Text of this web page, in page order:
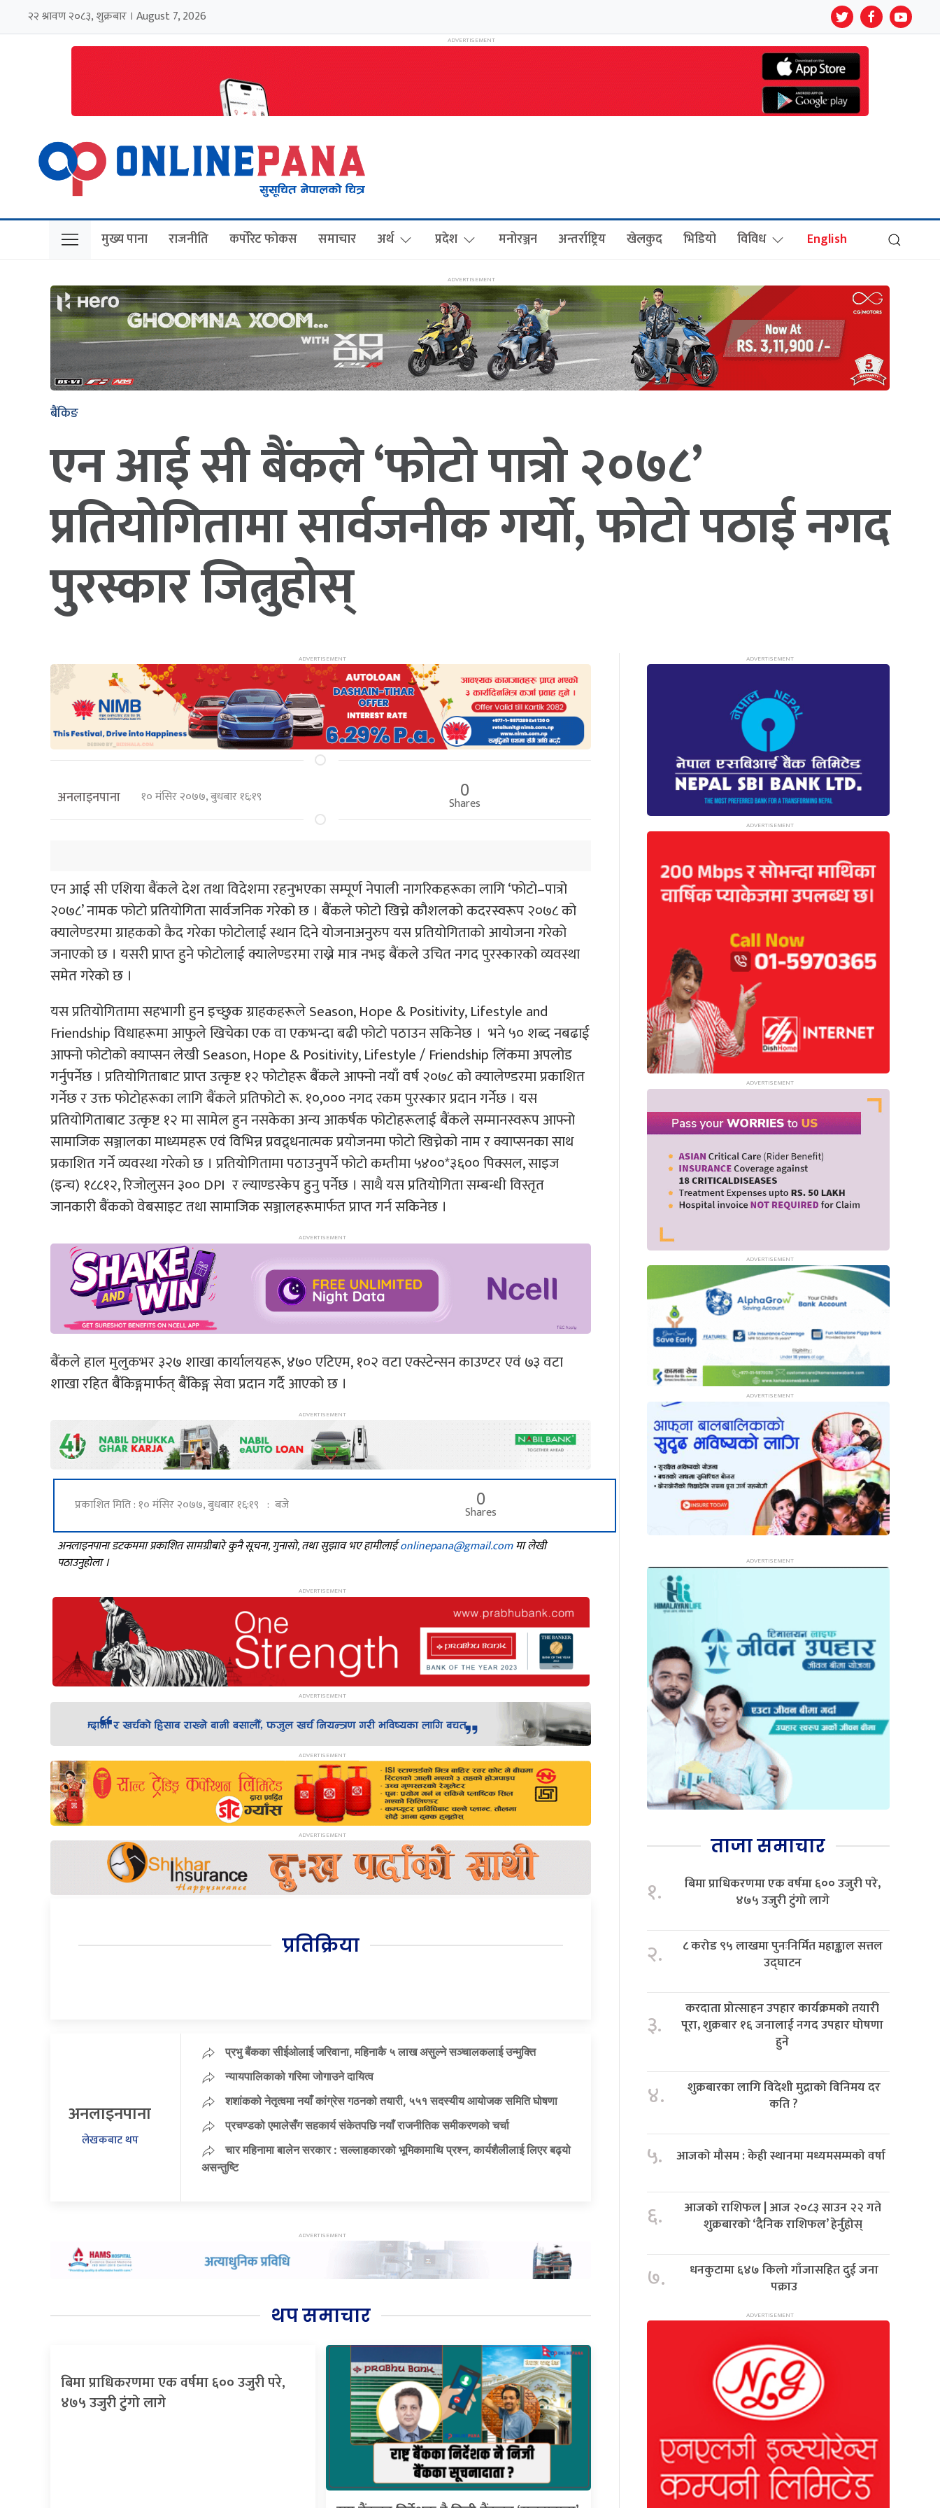
२२ श्रावण २०८३, शुक्रबार । August 7, 2026
मुख्य पाना राजनीति कर्पोरेट फोकस समाचार अर्थ प्रदेश मनोरञ्जन अन्तर्राष्ट्रिय खेलकुद भिडियो विविध English
बैंकिङ
एन आई सी बैंकले ‘फोटो पात्रो २०७८’
प्रतियोगितामा सार्वजनीक गर्यो, फोटो पठाई नगद
पुरस्कार जित्नुहोस्
अनलाइनपाना १० मंसिर २०७७, बुधबार १६:१९ 0
Shares
एन आई सी एशिया बैंकले देश तथा विदेशमा रहनुभएका सम्पूर्ण नेपाली नागरिकहरूका लागि ‘फोटो–पात्रो
२०७८’ नामक फोटो प्रतियोगिता सार्वजनिक गरेको छ । बैंकले फोटो खिच्ने कौशलको कदरस्वरूप २०७८ को
क्यालेण्डरमा ग्राहकको कैद गरेका फोटोलाई स्थान दिने योजनाअनुरुप यस प्रतियोगिताको आयोजना गरेको
जनाएको छ । यसरी प्राप्त हुने फोटोलाई क्यालेण्डरमा राख्ने मात्र नभइ बैंकले उचित नगद पुरस्कारको व्यवस्था
समेत गरेको छ ।
यस प्रतियोगितामा सहभागी हुन इच्छुक ग्राहकहरूले Season, Hope & Positivity, Lifestyle and
Friendship विधाहरूमा आफुले खिचेका एक वा एकभन्दा बढी फोटो पठाउन सकिनेछ । भने ५० शब्द नबढाई
आफ्नो फोटोको क्याप्सन लेखी Season, Hope & Positivity, Lifestyle / Friendship लिंकमा अपलोड
गर्नुपर्नेछ । प्रतियोगिताबाट प्राप्त उत्कृष्ट १२ फोटोहरू बैंकले आफ्नो नयाँ वर्ष २०७८ को क्यालेण्डरमा प्रकाशित
गर्नेछ र उक्त फोटोहरूका लागि बैंकले प्रतिफोटो रू. १०,००० नगद रकम पुरस्कार प्रदान गर्नेछ । यस
प्रतियोगिताबाट उत्कृष्ट १२ मा सामेल हुन नसकेका अन्य आकर्षक फोटोहरूलाई बैंकले सम्मानस्वरूप आफ्नो
सामाजिक सञ्जालका माध्यमहरू एवं विभिन्न प्रवद्र्धनात्मक प्रयोजनमा फोटो खिच्नेको नाम र क्याप्सनका साथ
प्रकाशित गर्ने व्यवस्था गरेको छ । प्रतियोगितामा पठाउनुपर्ने फोटो कम्तीमा ५४००*३६०० पिक्सल, साइज
(इन्च) १८८१२, रिजोलुसन ३०० DPI र ल्याण्डस्केप हुनु पर्नेछ । साथै यस प्रतियोगिता सम्बन्धी विस्तृत
जानकारी बैंकको वेबसाइट तथा सामाजिक सञ्जालहरूमार्फत प्राप्त गर्न सकिनेछ ।
बैंकले हाल मुलुकभर ३२७ शाखा कार्यालयहरू, ४७० एटिएम, १०२ वटा एक्स्टेन्सन काउण्टर एवं ७३ वटा
शाखा रहित बैंकिङ्गमार्फत् बैंकिङ्ग सेवा प्रदान गर्दै आएको छ ।
प्रकाशित मिति : १० मंसिर २०७७, बुधबार १६:१९ : बजे 0
Shares
अनलाइनपाना डटकममा प्रकाशित सामग्रीबारे कुनै सूचना, गुनासो, तथा सुझाव भए हामीलाईonlinepana@gmail.comमा लेखी
पठाउनुहोला ।
प्रतिक्रिया
अनलाइनपाना
लेखकबाट थप
प्रभु बैंकका सीईओलाई जरिवाना, महिनाकै ५ लाख असुल्ने सञ्चालकलाई उन्मुक्ति
न्यायपालिकाको गरिमा जोगाउने दायित्व
शशांकको नेतृत्वमा नयाँ कांग्रेस गठनको तयारी, ५५१ सदस्यीय आयोजक समिति घोषणा
प्रचण्डको एमालेसँग सहकार्य संकेतपछि नयाँ राजनीतिक समीकरणको चर्चा
चार महिनामा बालेन सरकार : सल्लाहकारको भूमिकामाथि प्रश्न, कार्यशैलीलाई लिएर बढ्यो
असन्तुष्टि
थप समाचार
बिमा प्राधिकरणमा एक वर्षमा ६०० उजुरी परे,
४७५ उजुरी टुंगो लागे
ताजा समाचार
१.
बिमा प्राधिकरणमा एक वर्षमा ६०० उजुरी परे,
४७५ उजुरी टुंगो लागे
२.
८ करोड ९५ लाखमा पुनःनिर्मित महाङ्काल सत्तल
उद्घाटन
३.
करदाता प्रोत्साहन उपहार कार्यक्रमको तयारी
पूरा, शुक्रबार १६ जनालाई नगद उपहार घोषणा
हुने
४.
शुक्रबारका लागि विदेशी मुद्राको विनिमय दर
कति ?
५. आजको मौसम : केही स्थानमा मध्यमसम्मको वर्षा
६.
आजको राशिफल | आज २०८३ साउन २२ गते
शुक्रबारको ‘दैनिक राशिफल’ हेर्नुहोस्
७.
धनकुटामा ६४७ किलो गाँजासहित दुई जना
पक्राउ